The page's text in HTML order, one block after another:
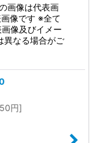
画像は代表画
像です ※全て
像及びイメー
異なる場合がご
円]